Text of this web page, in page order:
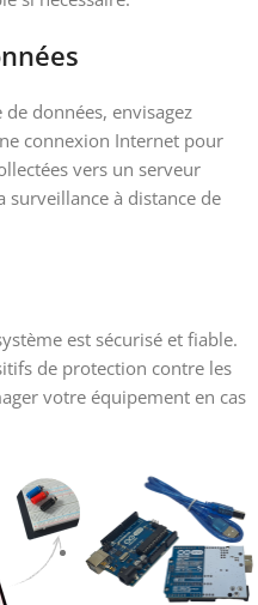
données, envisagez
connexion Internet pour
vers un serveur
surveillance à distance de
est sécurisé et fiable.
de protection contre les
votre équipement en cas